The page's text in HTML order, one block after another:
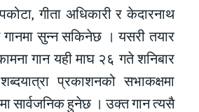
गीता अधिकारी र केदारनाथ
गानमा सुन्न सकिनेछ । यसरी तयार
गान यही माघ २६ गते शनिबार
प्रकाशनको सभाकक्षमा
सार्वजनिक हुनेछ । उक्त गान त्यसै